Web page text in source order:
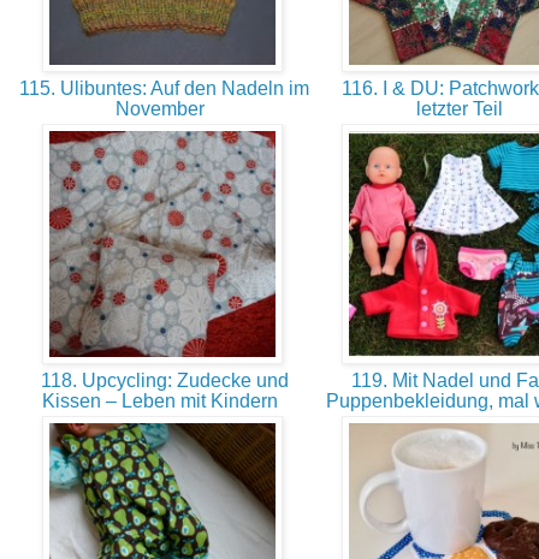
115. Ulibuntes: Auf den Nadeln im
November
116. I & DU:
letzter Teil
118. Upcycling: Zudecke und
Kissen – Leben mit Kindern
119. Mit Nadel und
Puppenbekleidung, mal